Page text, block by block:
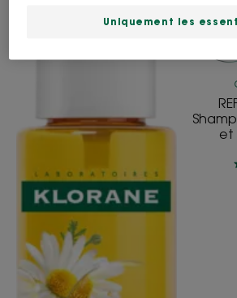
démêlant
et
Uniquement les